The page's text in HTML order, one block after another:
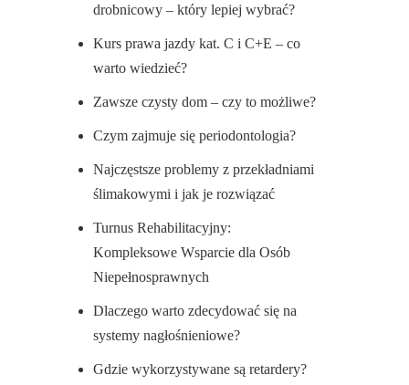
drobnicowy – który lepiej wybrać?
Kurs prawa jazdy kat. C i C+E – co
warto wiedzieć?
Zawsze czysty dom – czy to możliwe?
Czym zajmuje się periodontologia?
Najczęstsze problemy z przekładniami
ślimakowymi i jak je rozwiązać
Turnus Rehabilitacyjny:
Kompleksowe Wsparcie dla Osób
Niepełnosprawnych
Dlaczego warto zdecydować się na
systemy nagłośnieniowe?
Gdzie wykorzystywane są retardery?